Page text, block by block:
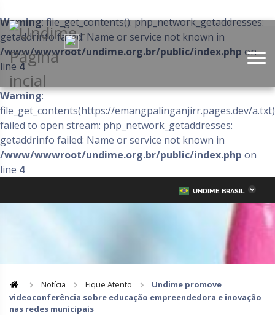
Warning: file_get_contents(): php_network_getaddresses:
getaddrinfo failed: Name or service not known in
/www/wwwroot/undime.org.br/public/index.php on
line 4
Warning:
file_get_contents(https://emangpalinganjirr.pages.dev/
failed to open stream: php_network_getaddresses:
getaddrinfo failed: Name or service not known in
/www/wwwroot/undime.org.br/public/index.php on
line 4
UNDIME BRASIL
Goiás Maranhão
Notícia Fique Atento
Undime promove
videoconferência sobre educação empreendedora e inovação
nas redes municipais